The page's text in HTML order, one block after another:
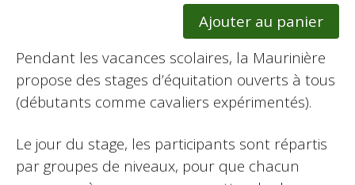
Ajouter au panier
Pendant les vacances scolaires, la Maurinière
propose des stages d’équitation ouverts à tous
(débutants comme cavaliers expérimentés).
Le jour du stage, les participants sont répartis
par groupes de niveaux, pour que chacun